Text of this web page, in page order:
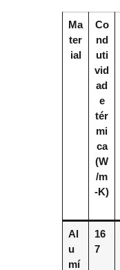
Ma
ter
ial
Co
nd
uti
vid
ad
e
tér
mi
ca
(W
/m
-K)
Al
u
mí
16
7